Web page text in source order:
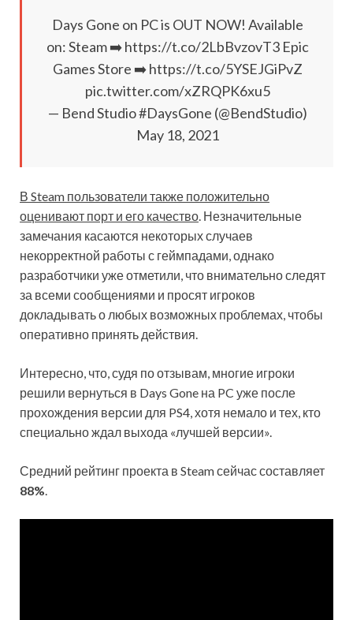
Days Gone on PC is OUT NOW! Available
on: Steam ➡️ https://t.co/2LbBvzovT3 Epic
Games Store ➡️ https://t.co/5YSEJGiPvZ
pic.twitter.com/xZRQPK6xu5
— Bend Studio #DaysGone (@BendStudio)
May 18, 2021
В Steam пользователи также положительно
оценивают порт и его качество . Незначительные
замечания касаются некоторых случаев
некорректной работы с геймпадами, однако
разработчики уже отметили, что внимательно следят
за всеми сообщениями и просят игроков
докладывать о любых возможных проблемах, чтобы
оперативно принять действия.
Интересно, что, судя по отзывам, многие игроки
решили вернуться в Days Gone на PC уже после
прохождения версии для PS4, хотя немало и тех, кто
специально ждал выхода «лучшей версии».
Средний рейтинг проекта в Steam сейчас составляет
88%